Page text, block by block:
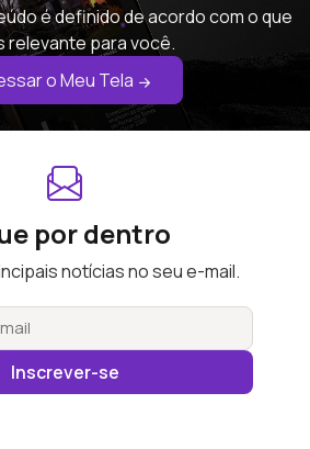
é definido de acordo com o que
relevante para você.
o Meu Tela
por dentro
notícias no seu e-mail.
Inscrever-se